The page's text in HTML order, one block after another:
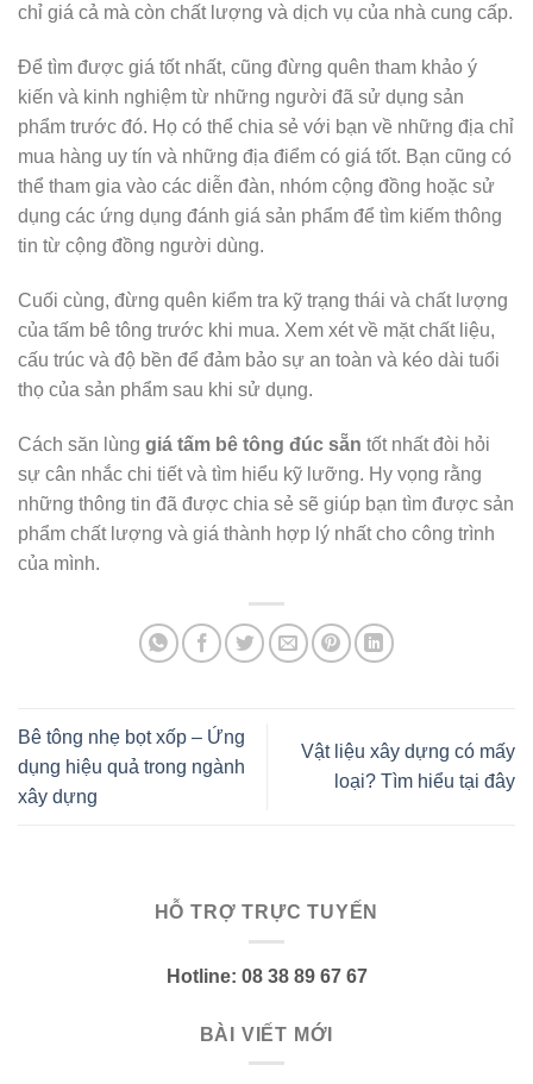
chỉ giá cả mà còn chất lượng và dịch vụ của nhà cung cấp.
Để tìm được giá tốt nhất, cũng đừng quên tham khảo ý
kiến và kinh nghiệm từ những người đã sử dụng sản
phẩm trước đó. Họ có thể chia sẻ với bạn về những địa chỉ
mua hàng uy tín và những địa điểm có giá tốt. Bạn cũng có
thể tham gia vào các diễn đàn, nhóm cộng đồng hoặc sử
dụng các ứng dụng đánh giá sản phẩm để tìm kiếm thông
tin từ cộng đồng người dùng.
Cuối cùng, đừng quên kiểm tra kỹ trạng thái và chất lượng
của tấm bê tông trước khi mua. Xem xét về mặt chất liệu,
cấu trúc và độ bền để đảm bảo sự an toàn và kéo dài tuổi
thọ của sản phẩm sau khi sử dụng.
Cách săn lùng giá tấm bê tông đúc sẵn tốt nhất đòi hỏi
sự cân nhắc chi tiết và tìm hiểu kỹ lưỡng. Hy vọng rằng
những thông tin đã được chia sẻ sẽ giúp bạn tìm được sản
phẩm chất lượng và giá thành hợp lý nhất cho công trình
của mình.
Bê tông nhẹ bọt xốp – Ứng
dụng hiệu quả trong ngành
xây dựng
Vật liệu xây dựng có mấy
loại? Tìm hiểu tại đây
HỖ TRỢ TRỰC TUYẾN
Hotline: 08 38 89 67 67
BÀI VIẾT MỚI